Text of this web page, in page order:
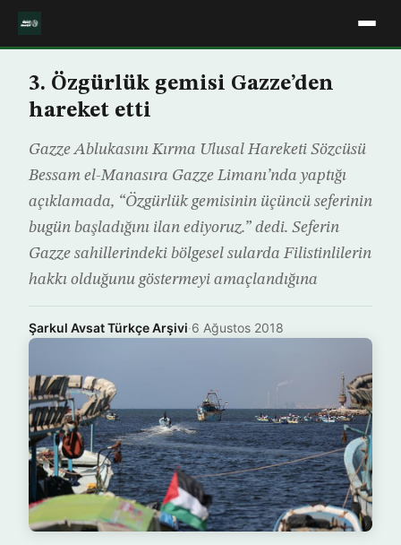
3. Özgürlük gemisi Gazze’den
hareket etti
Gazze Ablukasını Kırma Ulusal Hareketi Sözcüsü
Bessam el-Manasıra Gazze Limanı’nda yaptığı
açıklamada, “Özgürlük gemisinin üçüncü seferinin
bugün başladığını ilan ediyoruz.” dedi. Seferin
Gazze sahillerindeki bölgesel sularda Filistinlilerin
hakkı olduğunu göstermeyi amaçlandığına
Şarkul Avsat Türkçe Arşivi·6 Ağustos 2018